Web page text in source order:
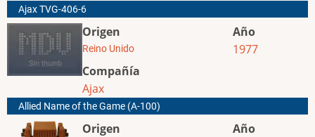
Ajax TVG-406-6
Origen
Reino Unido
Compañía
Ajax
Año
1977
Allied Name of the Game (A-100)
Origen
Año